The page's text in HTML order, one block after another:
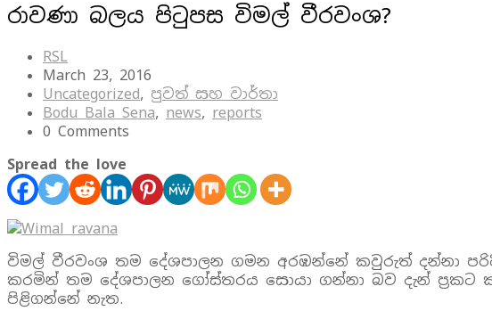
රාවණා බලය පිටුපස විමල් වීරවංශ?
RSL
March 23, 2016
Uncategorized, පුවත් සහ වාර්තා
Bodu Bala Sena, news, reports
0 Comments
Spread the love
විමල් වීරවංශ තම දේශපාලන ගමන අරඹන්නේ කවුරුත් දන්නා
කරමින් තම දේශපාලන ගෝස්තරය සොයා ගන්නා බව දැන්
පිළිගන්නේ නැත.